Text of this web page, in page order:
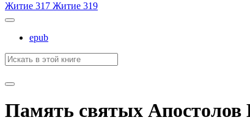
Житие 317 Житие 319
epub
Память святых